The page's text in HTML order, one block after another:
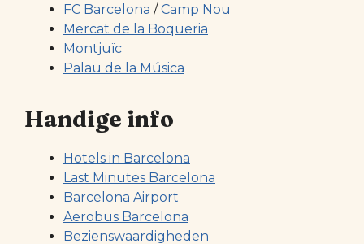
FC Barcelona /Camp Nou
Mercat de la Boqueria
Montjuïc
Palau de la Música
Handige info
Hotels in Barcelona
Last Minutes Barcelona
Barcelona Airport
Aerobus Barcelona
Bezienswaardigheden